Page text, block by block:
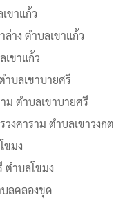
ขาแก้ว
าง ตำบลเขาแก้ว
เขาแก้ว
ำบลเขาบายศรี
ม ตำบลเขาบายศรี
วงศาราม ตำบลเขาวงกต
ขมง
ตำบลโขมง
ลคลองขุด